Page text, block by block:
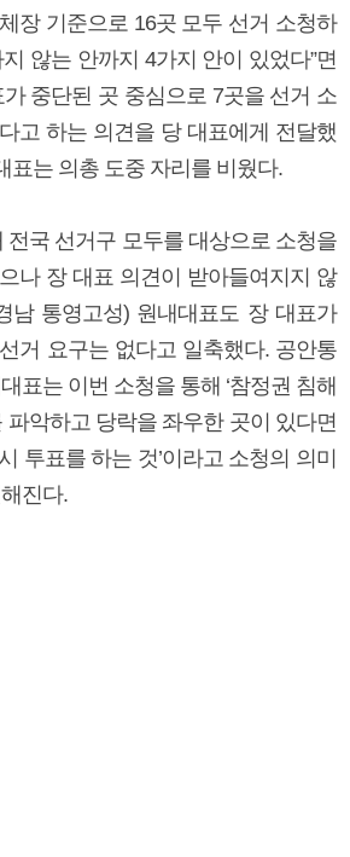
장 기준으로 16곳 모두 선거 소청하
않는 안까지 4가지 안이 있었다”면
가 중단된 곳 중심으로 7곳을 선거 소
고 하는 의견을 당 대표에게 전달했
표는 의총 도중 자리를 비웠다.
전국 선거구 모두를 대상으로 소청을
나 장 대표 의견이 받아들여지지 않
남 통영고성) 원내대표도 장 대표가
거 요구는 없다고 일축했다. 공안통
표는 이번 소청을 통해 ‘참정권 침해
악하고 당락을 좌우한 곳이 있다면
투표를 하는 것’이라고 소청의 의미
진다.